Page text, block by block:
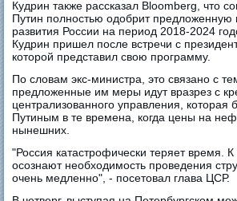
Кудрин также рассказал Bloomberg, что
Путин полностью одобрит предложенную
развития России на период 2018-2024
Кудрин пришел после встречи с
которой представил свою программу.
По словам экс-министра, это связано с
предложенные им меры идут вразрез с
централизованного управления, которая
Путиным в те времена, когда цены на
нынешних.
"Россия катастрофически теряет время.
осознают необходимость проведения
очень медленно", - посетовал глава ЦСР.